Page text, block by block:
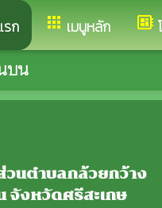
รก apps เมนูหลัก developer_board
บน
วนตำบลกล้วยกว้าง
จังหวัดศรีสะเกษ